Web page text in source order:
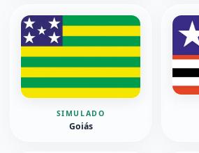
SIMULADO
Goiás